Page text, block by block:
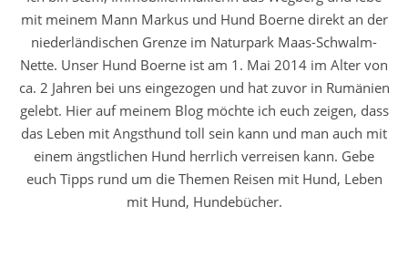
mit meinem Mann Markus und Hund Boerne direkt an der
niederländischen Grenze im Naturpark Maas-Schwalm-
Nette. Unser Hund Boerne ist am 1. Mai 2014 im Alter von
ca. 2 Jahren bei uns eingezogen und hat zuvor in Rumänien
gelebt. Hier auf meinem Blog möchte ich euch zeigen, dass
das Leben mit Angsthund toll sein kann und man auch mit
einem ängstlichen Hund herrlich verreisen kann. Gebe
euch Tipps rund um die Themen Reisen mit Hund, Leben
mit Hund, Hundebücher.